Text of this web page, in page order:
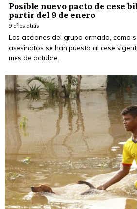
Posible nuevo pacto de cese
partir del 9 de enero
9 años atrás
Las acciones del grupo armado, como
asesinatos se han puesto al cese
mes de octubre.